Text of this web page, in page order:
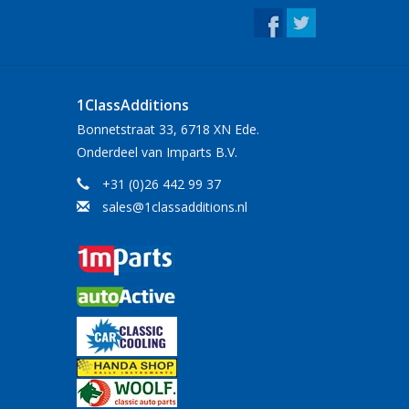
maar de waterafstotende eigenschappen
bescherming.
lange levensduur van je autohoes.
prijs/kwaliteit verhouding,
prijs!
autohoes en geef je trots bezit de bescherming
1ClassAdditions
Bonnetstraat 33, 6718 XN Ede.
Onderdeel van Imparts B.V.
+31 (0)26 442 99 37
sales@1classadditions.nl